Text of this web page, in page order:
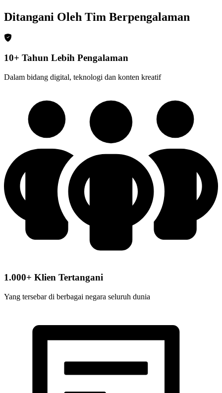
Ditangani Oleh Tim Berpengalaman
10+ Tahun Lebih Pengalaman
Dalam bidang digital, teknologi dan konten kreatif
1.000+ Klien Tertangani
Yang tersebar di berbagai negara seluruh dunia